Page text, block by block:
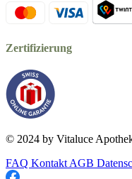
Zertifizierung
© 2024 by Vitaluce
FAQ Kontakt AGB